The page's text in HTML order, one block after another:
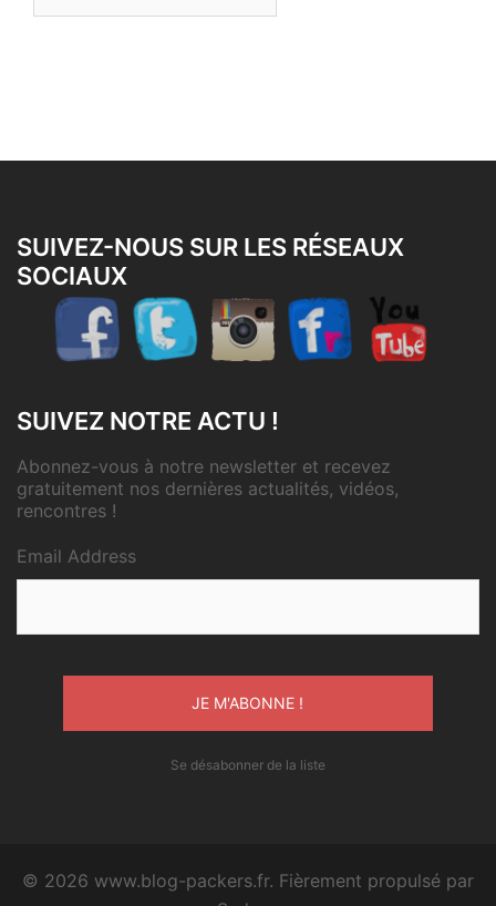
SUIVEZ-NOUS SUR LES RÉSEAUX
SOCIAUX
SUIVEZ NOTRE ACTU !
Abonnez-vous à notre newsletter et recevez
gratuitement nos dernières actualités, vidéos,
rencontres !
Email Address
Se désabonner de la liste
© 2026 www.blog-packers.fr. Fièrement propulsé par